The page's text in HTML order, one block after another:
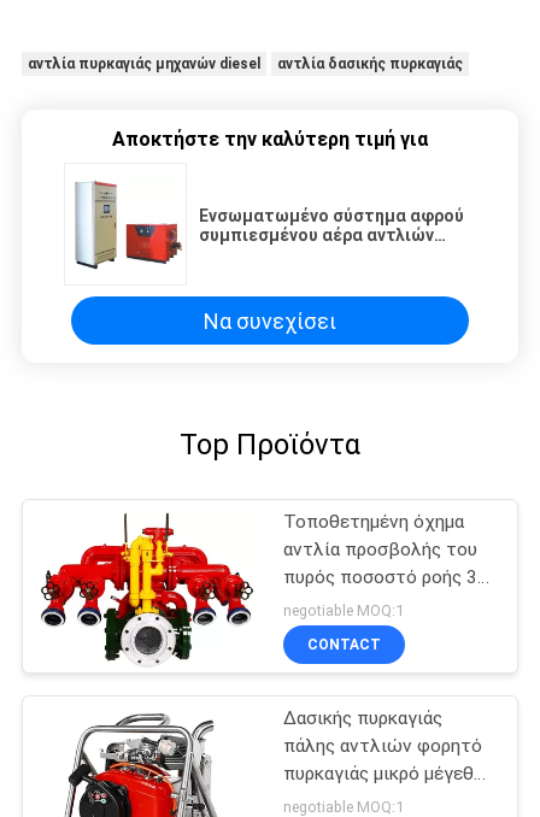
αντλία πυρκαγιάς μηχανών diesel αντλία δασικής πυρκαγιάς
Αποκτήστε την καλύτερη τιμή για
Ενσωματωμένο σύστημα αφρού
συμπιεσμένου αέρα αντλιών
Να συνεχίσει
Top Προϊόντα
Τοποθετημένη όχημα
αντλία προσβολής του
πυρός ποσοστό ροής 30
- 150 L/S 1,0 - πίεση
εξόδων 4.0MPa
negotiable MOQ:1
CONTACT
Δασικής πυρκαγιάς
πάλης αντλιών φορητό
πυρκαγιάς μικρό μέγεθος
σταθερότητας αντλιών
negotiable MOQ:1